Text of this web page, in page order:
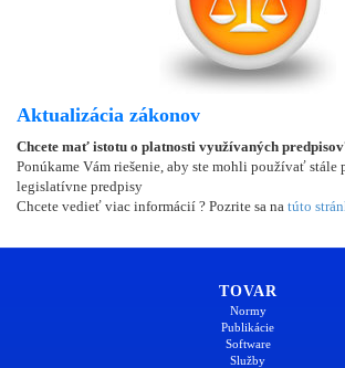
Aktualizácia zákonov
Chcete mať istotu o platnosti využívaných
Ponúkame Vám riešenie, aby ste mohli používať stále
legislatívne predpisy
Chcete vedieť viac informácií ? Pozrite sa na túto
TOVAR
Normy
Publikácie
Software
Služby